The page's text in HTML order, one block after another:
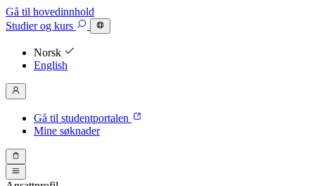
Gå til hovedinnhold
Studierog kurs
Norsk
English
Gå til studentportalen
Mine søknader